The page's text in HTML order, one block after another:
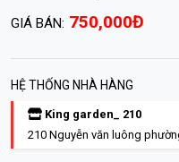
GIÁ BÁN: 750,000Đ
HỆ THỐNG NHÀ HÀNG
King garden_ 210
210 Nguyễn văn luông